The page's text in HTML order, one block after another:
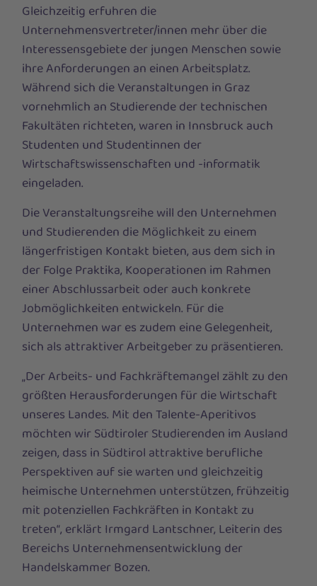
Gleichzeitig erfuhren die
Unternehmensvertreter/innen mehr über die
Interessensgebiete der jungen Menschen sowie
ihre Anforderungen an einen Arbeitsplatz.
Während sich die Veranstaltungen in Graz
vornehmlich an Studierende der technischen
Fakultäten richteten, waren in Innsbruck auch
Studenten und Studentinnen der
Wirtschaftswissenschaften und -informatik
eingeladen.
Die Veranstaltungsreihe will den Unternehmen
und Studierenden die Möglichkeit zu einem
längerfristigen Kontakt bieten, aus dem sich in
der Folge Praktika, Kooperationen im Rahmen
einer Abschlussarbeit oder auch konkrete
Jobmöglichkeiten entwickeln. Für die
Unternehmen war es zudem eine Gelegenheit,
sich als attraktiver Arbeitgeber zu präsentieren.
„Der Arbeits- und Fachkräftemangel zählt zu den
größten Herausforderungen für die Wirtschaft
unseres Landes. Mit den Talente-Aperitivos
möchten wir Südtiroler Studierenden im Ausland
zeigen, dass in Südtirol attraktive berufliche
Perspektiven auf sie warten und gleichzeitig
heimische Unternehmen unterstützen, frühzeitig
mit potenziellen Fachkräften in Kontakt zu
treten“, erklärt Irmgard Lantschner, Leiterin des
Bereichs Unternehmensentwicklung der
Handelskammer Bozen.